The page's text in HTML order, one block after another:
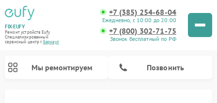
FIX-EUFY
Ремонт устройств Eufy
Специализированный
cервисный центр г.Барнаул
+7 (385) 254-68-04
Ежедневно, с 10:00 до 20:00
+7 (800) 302-71-75
Звонок бесплатный по РФ
Мы ремонтируем Позвонить